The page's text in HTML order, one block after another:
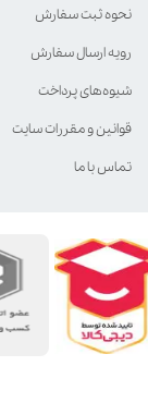
نحوه ثبت سفارش
رویه ارسال سفارش
شیوه‌های پرداخت
قوانین و مقررات سایت
تماس با ما